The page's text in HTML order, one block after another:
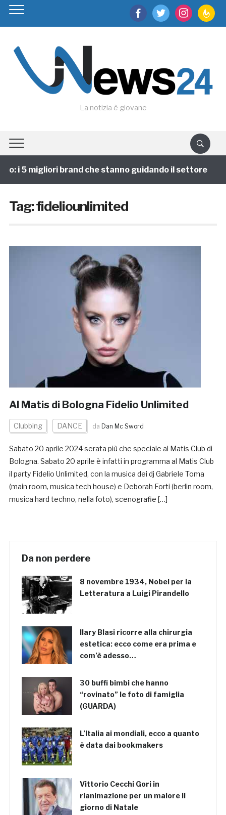
facebooktwitter instagram
La notizia è giovane
i 5 migliori brand che stanno guidando il settore
Tag:fideliounlimited
Al Matis di Bologna Fidelio Unlimited
Clubbing DANCE da Dan Mc Sword
Sabato 20 aprile 2024 serata più che speciale al Matis Club di
Bologna. Sabato 20 aprile è infatti in programma al Matis Club
il party Fidelio Unlimited, con la musica dei dj Gabriele Toma
(main room, musica tech house) e Deborah Forti (berlin room,
musica hard techno, nella foto), scenografie […]
Da non perdere
8 novembre 1934, Nobel per la
Letteratura a Luigi Pirandello
Ilary Blasi ricorre alla chirurgia
estetica: ecco come era prima e
com’è adesso…
30 buffi bimbi che hanno
“rovinato” le foto di famiglia
(GUARDA)
L’Italia ai mondiali, ecco a quanto
è data dai bookmakers
Vittorio Cecchi Gori in
rianimazione per un malore il
giorno di Natale